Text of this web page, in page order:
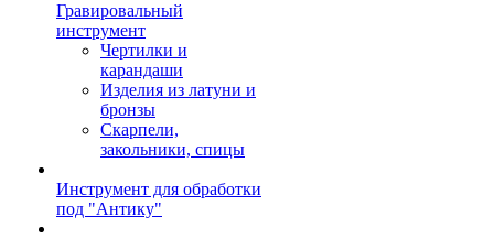
Гравировальный
инструмент
Чертилки и
карандаши
Изделия из латуни и
бронзы
Скарпели,
закольники, спицы
Инструмент для обработки
под "Антику"